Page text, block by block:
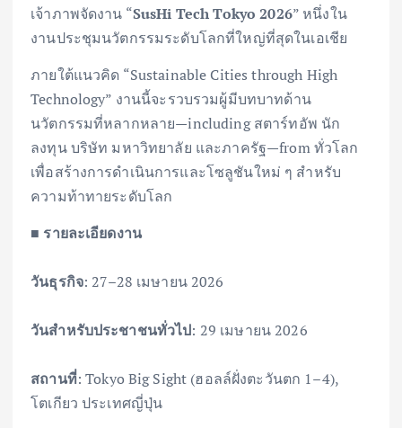
เจ้าภาพจัดงาน “SusHi Tech Tokyo 2026” หนึ่งใน
งานประชุมนวัตกรรมระดับโลกที่ใหญ่ที่สุดในเอเชีย
ภายใต้แนวคิด “Sustainable Cities through High
Technology” งานนี้จะรวบรวมผู้มีบทบาทด้าน
นวัตกรรมที่หลากหลาย—including สตาร์ทอัพ นัก
ลงทุน บริษัท มหาวิทยาลัย และภาครัฐ—from ทั่วโลก
เพื่อสร้างการดำเนินการและโซลูชันใหม่ ๆ สำหรับ
ความท้าทายระดับโลก
■ รายละเอียดงาน
วันธุรกิจ: 27–28 เมษายน 2026
วันสำหรับประชาชนทั่วไป: 29 เมษายน 2026
สถานที่: Tokyo Big Sight (ฮอลล์ฝั่งตะวันตก 1–4),
โตเกียว ประเทศญี่ปุ่น